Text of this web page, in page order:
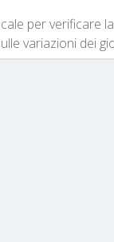
per verificare
variazioni dei